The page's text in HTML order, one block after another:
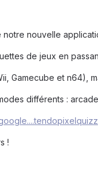
nouvelle
de jeux en
Gamecube et n64),
différents :
!